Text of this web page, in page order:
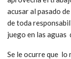
acusar al pasado
de toda
juego en las aguas
Se le ocurre que lo